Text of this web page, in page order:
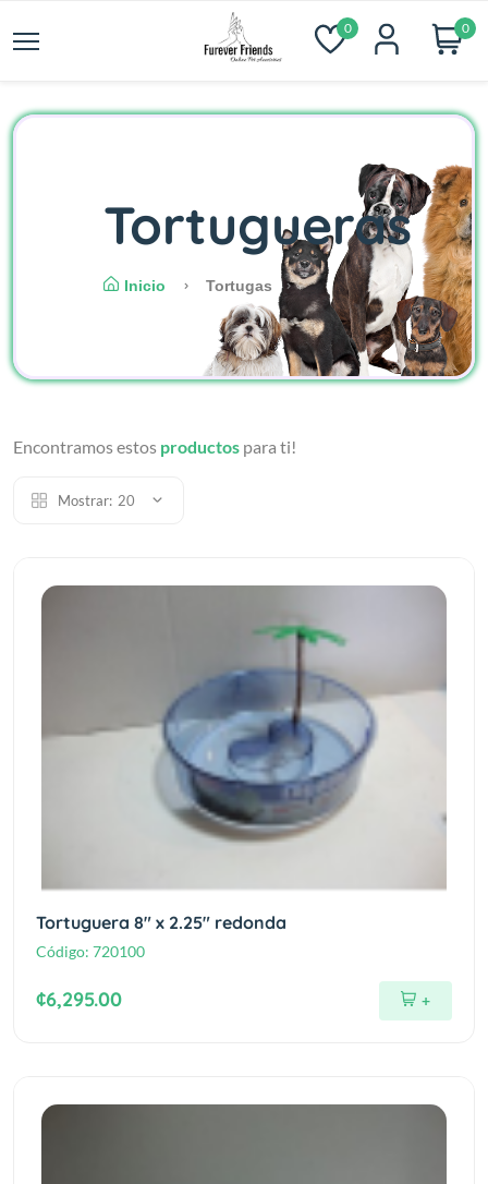
0 0
Tortugueras
Inicio Tortugas
Encontramos estos productos para ti!
Mostrar: 20
Tortuguera 8" x 2.25" redonda
Código: 720100
¢6,295.00 +